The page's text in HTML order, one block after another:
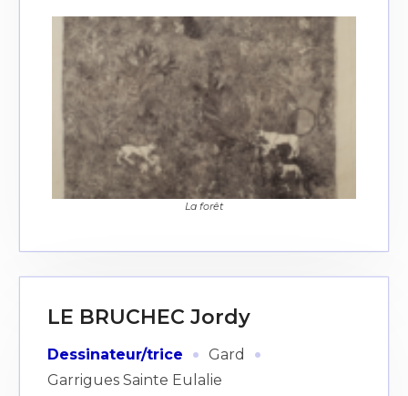
La forêt
LE BRUCHEC Jordy
Dessinateur/trice · Gard ·
Garrigues Sainte Eulalie